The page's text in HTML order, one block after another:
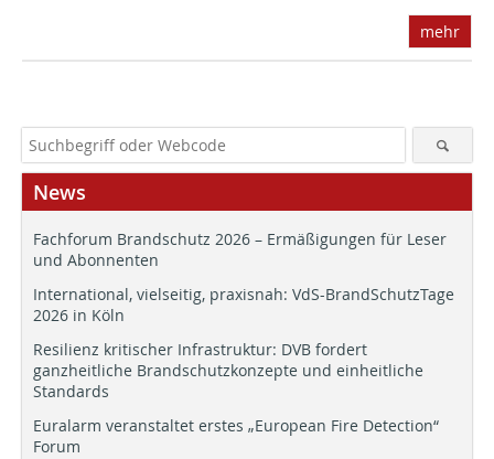
mehr
News
Fachforum Brandschutz 2026 – Ermäßigungen für Leser
und Abonnenten
International, vielseitig, praxisnah: VdS-BrandSchutzTage
2026 in Köln
Resilienz kritischer Infrastruktur: DVB fordert
ganzheitliche Brandschutzkonzepte und einheitliche
Standards
Euralarm veranstaltet erstes „European Fire Detection“
Forum